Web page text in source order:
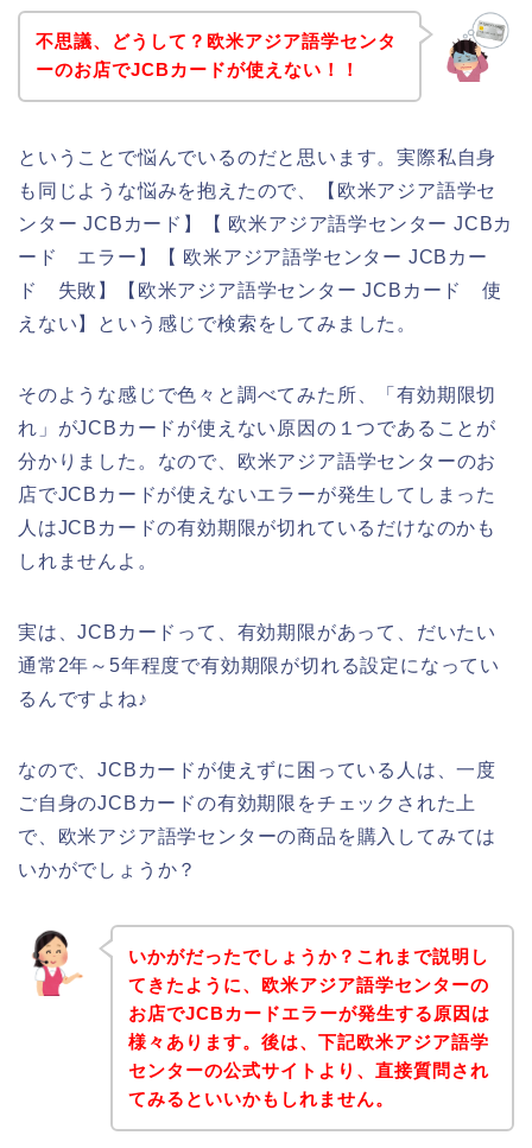
不思議、どうして？欧米アジア語学センタ
ーのお店でJCBカードが使えない！！
ということで悩んでいるのだと思います。実際私自身
も同じような悩みを抱えたので、【欧米アジア語学セ
ンター JCBカード】【 欧米アジア語学センター JCBカ
ード エラー】【 欧米アジア語学センター JCBカー
ド 失敗】【欧米アジア語学センター JCBカード 使
えない】という感じで検索をしてみました。
そのような感じで色々と調べてみた所、「有効期限切
れ」がJCBカードが使えない原因の１つであることが
分かりました。なので、欧米アジア語学センターのお
店でJCBカードが使えないエラーが発生してしまった
人はJCBカードの有効期限が切れているだけなのかも
しれませんよ。
実は、JCBカードって、有効期限があって、だいたい
通常2年～5年程度で有効期限が切れる設定になってい
るんですよね♪
なので、JCBカードが使えずに困っている人は、一度
ご自身のJCBカードの有効期限をチェックされた上
で、欧米アジア語学センターの商品を購入してみては
いかがでしょうか？
いかがだったでしょうか？これまで説明し
てきたように、欧米アジア語学センターの
お店でJCBカードエラーが発生する原因は
様々あります。後は、下記欧米アジア語学
センターの公式サイトより、直接質問され
てみるといいかもしれません。